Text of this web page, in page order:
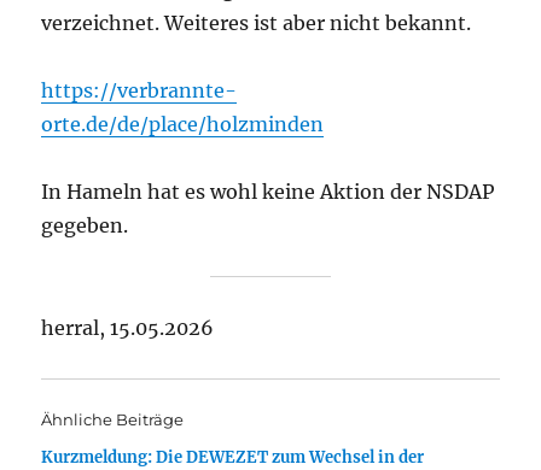
verzeichnet. Weiteres ist aber nicht bekannt.
https://verbrannte-
orte.de/de/place/holzminden
In Hameln hat es wohl keine Aktion der NSDAP
gegeben.
herral, 15.05.2026
Ähnliche Beiträge
Kurzmeldung: Die DEWEZET zum Wechsel in der